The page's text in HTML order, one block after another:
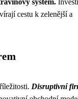
systém.
cestu k zelenější a
Disruptivní